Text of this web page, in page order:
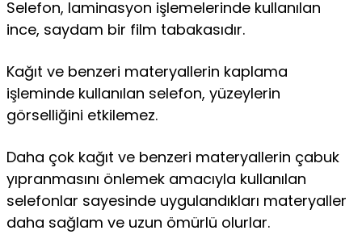
Selefon, laminasyon işlemelerinde kullanılan
ince, saydam bir film tabakasıdır.
Kağıt ve benzeri materyallerin kaplama
işleminde kullanılan selefon, yüzeylerin
görselliğini etkilemez.
Daha çok kağıt ve benzeri materyallerin çabuk
yıpranmasını önlemek amacıyla kullanılan
selefonlar sayesinde uygulandıkları materyaller
daha sağlam ve uzun ömürlü olurlar.